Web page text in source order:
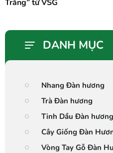
Trắng” từ VSG
DANH MỤC
Nhang Đàn hương
Trà Đàn hương
Tinh Dầu Đàn hương
Cây Giống Đàn
Vòng Tay Gỗ Đàn